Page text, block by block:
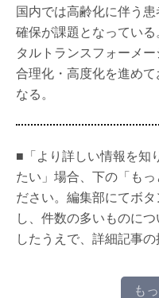
国内では高齢化に伴う
確保が課題となってい
タルトランスフォーメ
合理化・高度化を進め
なる。
■「より詳しい情報を知
たい」場合、下の「も
ださい。編集部にてボ
し、件数の多いものに
したうえで、詳細記事
も